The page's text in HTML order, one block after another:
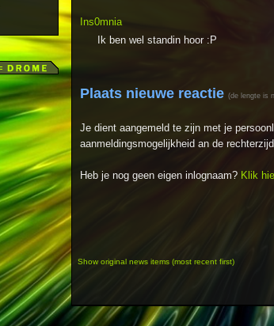
Ins0mnia
Ik ben wel standin hoor :P
Plaats nieuwe reactie (de lengte is
Je dient aangemeld te zijn met je
aanmeldingsmogelijkheid an de
Heb je nog geen eigen inlognaam? Klik
Show original news items (most recent first)